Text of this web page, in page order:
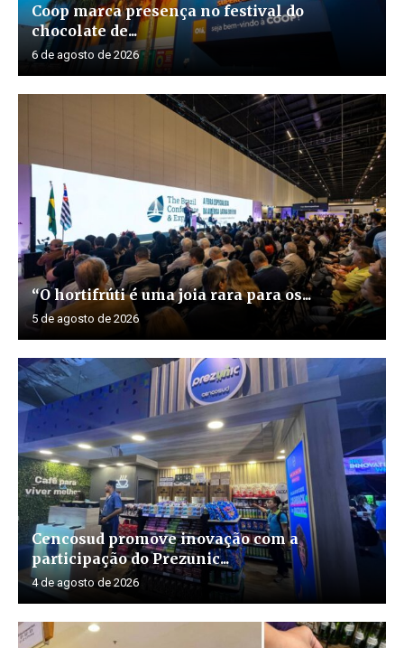
Coop marca presença no festival do
chocolate de...
6 de agosto de 2026
“O hortifrúti é uma joia rara para os...
5 de agosto de 2026
Cencosud promove inovação com a
participação do Prezunic...
4 de agosto de 2026